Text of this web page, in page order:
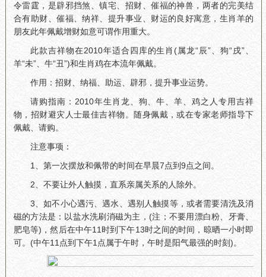
令雷霆，是辟邪挡煞、镇宅、招财、催福的神兽，两者的完美结
合有助财、催福、纳祥、提升事业、财运的良好寓意，生肖羊的
朋友此年佩戴增财如意可谓作用重大。
此款吉祥物在2010年适合四库的生肖(属龙“辰”、狗“戌”、
羊“未”、牛“丑”)和生肖鸡在本流年佩戴。
作用：招财、纳福、助运、辟邪，提升事业运势。
请购指南：2010年生肖龙、狗、牛、羊、鸡之人专用吉祥
物，招财避灾人士最佳吉祥物。随身佩戴，或在专家老师指导下
佩戴、请购。
注意事项：
1、第一次摆放和佩带的时间在早晨7点到9点之间。
2、不要让外人触摸，直系亲属关系的人除外。
3、如不小心遇污、遇水、遇别人触摸等，或者需要清洗及消
磁的方法是：以盐水洗刷消磁为主，(注；不要用漂白粉、牙膏、
肥皂等)，然后在中午11时到下午13时之间的时间，晾晒一小时即
可。(中午11点到下午1点属于午时，午时是阳气最强的时刻)。